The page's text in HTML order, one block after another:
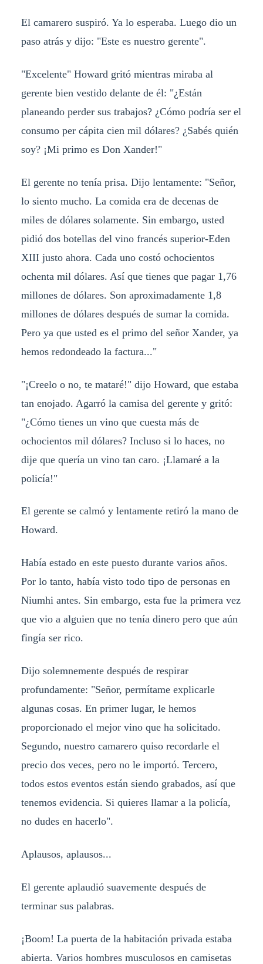
El camarero suspiró. Ya lo esperaba. Luego dio un
paso atrás y dijo: "Este es nuestro gerente".
"Excelente" Howard gritó mientras miraba al
gerente bien vestido delante de él: "¿Están
planeando perder sus trabajos? ¿Cómo podría ser el
consumo per cápita cien mil dólares? ¿Sabés quién
soy? ¡Mi primo es Don Xander!"
El gerente no tenía prisa. Dijo lentamente: "Señor,
lo siento mucho. La comida era de decenas de
miles de dólares solamente. Sin embargo, usted
pidió dos botellas del vino francés superior-Eden
XIII justo ahora. Cada uno costó ochocientos
ochenta mil dólares. Así que tienes que pagar 1,76
millones de dólares. Son aproximadamente 1,8
millones de dólares después de sumar la comida.
Pero ya que usted es el primo del señor Xander, ya
hemos redondeado la factura..."
"¡Creelo o no, te mataré!" dijo Howard, que estaba
tan enojado. Agarró la camisa del gerente y gritó:
"¿Cómo tienes un vino que cuesta más de
ochocientos mil dólares? Incluso si lo haces, no
dije que quería un vino tan caro. ¡Llamaré a la
policía!"
El gerente se calmó y lentamente retiró la mano de
Howard.
Había estado en este puesto durante varios años.
Por lo tanto, había visto todo tipo de personas en
Niumhi antes. Sin embargo, esta fue la primera vez
que vio a alguien que no tenía dinero pero que aún
fingía ser rico.
Dijo solemnemente después de respirar
profundamente: "Señor, permítame explicarle
algunas cosas. En primer lugar, le hemos
proporcionado el mejor vino que ha solicitado.
Segundo, nuestro camarero quiso recordarle el
precio dos veces, pero no le importó. Tercero,
todos estos eventos están siendo grabados, así que
tenemos evidencia. Si quieres llamar a la policía,
no dudes en hacerlo".
Aplausos, aplausos...
El gerente aplaudió suavemente después de
terminar sus palabras.
¡Boom! La puerta de la habitación privada estaba
abierta. Varios hombres musculosos en camisetas